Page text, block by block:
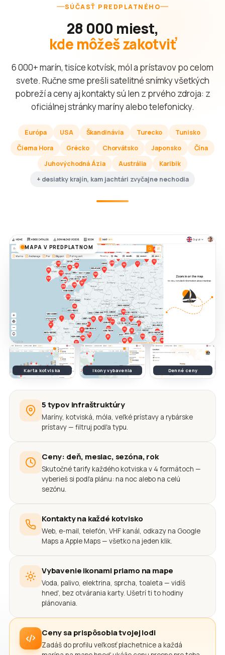
SÚČASŤ PREDPLATNÉHO
28 000 miest,
kde môžeš zakotviť
6 000+ marín, tisíce kotvísk, mól a prístavov po celom
svete. Ručne sme prešli satelitné snímky všetkých
pobreží a ceny aj kontakty sú len z prvého zdroja: z
oficiálnej stránky maríny alebo telefonicky.
Európa USA Škandinávia Turecko
Tunisko
Čierna Hora
Grécko Chorvátsko Japonsko
Čína
Juhovýchodná Ázia
Austrália
Karibik
+ desiatky krajín, kam jachtári zvyčajne nechodia
MAPA V PREDPLATNOM
Karta kotviska Ikony vybavenia Denné ceny
5 typov infraštruktúry
Maríny, kotviská, móla, veľké prístavy a rybárske
prístavy — filtruj podľa typu.
Ceny: deň, mesiac, sezóna, rok
Skutočné tarify každého kotviska v 4 formátoch —
vyberieš si podľa plánu: na noc alebo na celú
sezónu.
Kontakty na každé kotvisko
Web, e-mail, telefón, VHF kanál, odkazy na Google
Maps a Apple Maps — všetko na jeden klik.
Vybavenie ikonami priamo na mape
Voda, palivo, elektrina, sprcha, toaleta — vidíš
hneď, bez otvárania karty. Ušetrí ti to hodiny
plánovania.
Ceny sa prispôsobia tvojej lodi
Zadáš do profilu veľkosť plachetnice a každá